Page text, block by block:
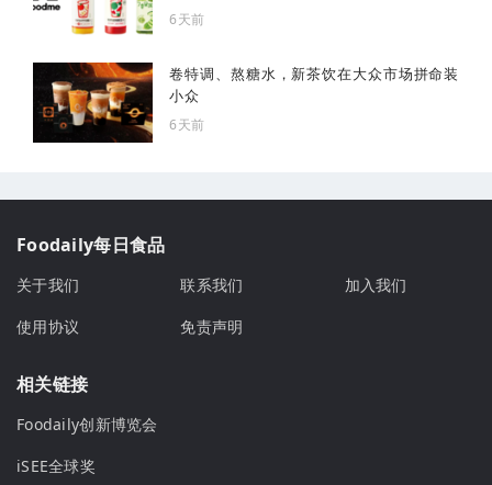
6天前
卷特调、熬糖水，新茶饮在大众市场拼命装
小众
6天前
Foodaily每日食品
关于我们 联系我们
加入我们
使用协议
免责声明
相关链接
Foodaily创新博览会
iSEE全球奖